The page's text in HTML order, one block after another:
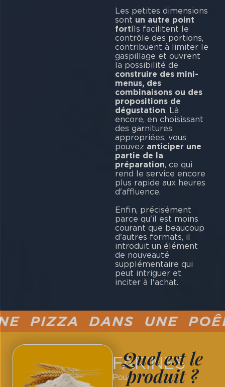
Les petites dimensions
sont un autre point
fortIls facilitent le
contrôle des portions,
contribuent à limiter le
gaspillage et ouvrent
la possibilité de
construire des mini-
menus, des
combinaisons ou des
propositions de
dégustation. Là
encore, en choisissant
des garnitures
appropriées, vous
pouvez anticiper une
partie de la
préparation, ce qui
rend le service encore
plus rapide aux heures
d'affluence.
Enfin, précisément
parce qu'il est moins
courant que beaucoup
d'autres formats, il
introduit un élément
de nouveauté
supplémentaire qui
peut intriguer et
inciter à l'achat.
DANS UNE POÊLE
FARINES
Pour
Quel est le
produit ?